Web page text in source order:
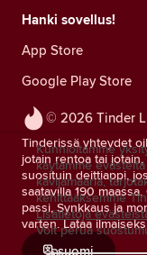
© 2026 Tinder
Tinderissä yhteydet
jotain rentoa tai
suosituin deittiappi,
saatavilla 190
passi, Synkkaus ja
varten. Lataa
suomi
Hanki sovellus!
App Store
Google Play Store
Kunnioitamme
käytämme
kävijämääriä,
kehittääksemme
Lisätietoja
Voit perua